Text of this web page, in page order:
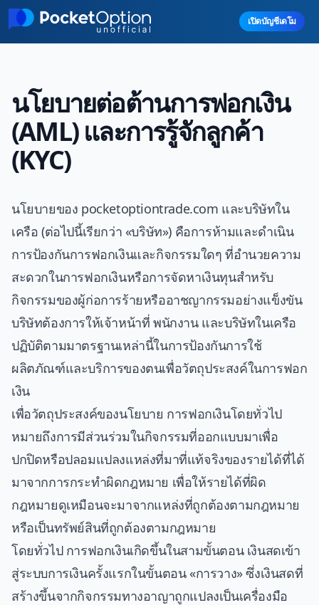
Skip to main content
เปิดบัญชีเดโม
นโยบายต่อต้านการฟอกเงิน
(AML) และการรู้จักลูกค้า
(KYC)
นโยบายของ pocketoptiontrade.com และบริษัทใน
เครือ (ต่อไปนี้เรียกว่า «บริษัท») คือการห้ามและดำเนิน
การป้องกันการฟอกเงินและกิจกรรมใดๆ ที่อำนวยความ
สะดวกในการฟอกเงินหรือการจัดหาเงินทุนสำหรับ
กิจกรรมของผู้ก่อการร้ายหรืออาชญากรรมอย่างแข็งขัน
บริษัทต้องการให้เจ้าหน้าที่ พนักงาน และบริษัทในเครือ
ปฏิบัติตามมาตรฐานเหล่านี้ในการป้องกันการใช้
ผลิตภัณฑ์และบริการของตนเพื่อวัตถุประสงค์ในการฟอก
เงิน
เพื่อวัตถุประสงค์ของนโยบาย การฟอกเงินโดยทั่วไป
หมายถึงการมีส่วนร่วมในกิจกรรมที่ออกแบบมาเพื่อ
ปกปิดหรือปลอมแปลงแหล่งที่มาที่แท้จริงของรายได้ที่ได้
มาจากการกระทำผิดกฎหมาย เพื่อให้รายได้ที่ผิด
กฎหมายดูเหมือนจะมาจากแหล่งที่ถูกต้องตามกฎหมาย
หรือเป็นทรัพย์สินที่ถูกต้องตามกฎหมาย
โดยทั่วไป การฟอกเงินเกิดขึ้นในสามขั้นตอน เงินสดเข้า
สู่ระบบการเงินครั้งแรกในขั้นตอน «การวาง» ซึ่งเงินสดที่
สร้างขึ้นจากกิจกรรมทางอาญาถูกแปลงเป็นเครื่องมือ